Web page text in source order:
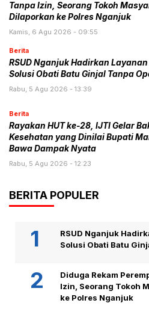
Tanpa Izin, Seorang Tokoh
Dilaporkan ke Polres Nganjuk
Kamis, 6 Agu 2026 - 09:55
Berita
RSUD Nganjuk Hadirkan Layanan
Solusi Obati Batu Ginjal Tanpa
Rabu, 5 Agu 2026 - 13:39
Berita
Rayakan HUT ke-28, IJTI Gelar
Kesehatan yang Dinilai Bupati
Bawa Dampak Nyata
Rabu, 5 Agu 2026 - 12:23
BERITA POPULER
RSUD Nganjuk
Solusi Obati Batu
Diduga Rekam
Izin, Seorang Tokoh
ke Polres Nganjuk